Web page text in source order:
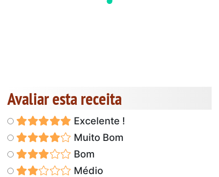
Avaliar esta receita
Excelente !
Muito Bom
Bom
Médio